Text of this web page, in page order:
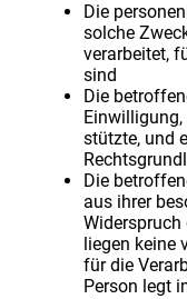
Die
solche
verarbeitet,
sind
Die
stützte, und
Die
aus ihrer
Widerspruch
liegen keine
für die
Person legt